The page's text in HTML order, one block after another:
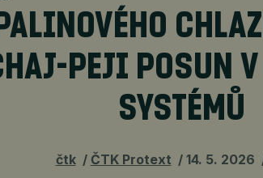
PEJI POSUN
SYSTÉMŮ
čtk ČTK Protext 14. 5. 2026